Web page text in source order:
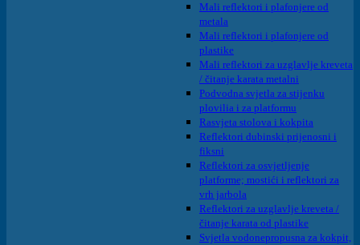
Mali reflektori i plafonjere od
metala
Mali reflektori i plafonjere od
plastike
Mali reflektori za uzglavlje kreveta
/ čitanje karata metalni
Podvodna svjetla za stijenku
plovilia i za platformu
Rasvjeta stolova i kokpita
Reflektori dubinski prijenosni i
fiksni
Reflektori za osvjetljenje
platforme; mostići i reflektori za
vrh jarbola
Reflektori za uzglavlje kreveta /
čitanje karata od plastike
Svjetla vodonepropusna za kokpit,